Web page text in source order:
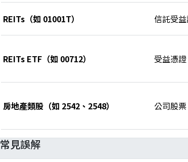
REITs（如 01001T） 信託受
REITs ETF（如 00712） 受益憑證
房地產類股（如 2542、2548） 公司股票
常見誤解